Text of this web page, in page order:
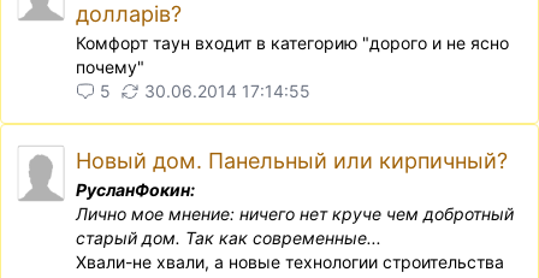
долларів?
Комфорт таун входит в категорию "дорого и не ясно
почему"
5
30.06.2014 17:14:55
Новый дом. Панельный или кирпичный?
РусланФокин:
Лично мое мнение: ничего нет круче чем добротный
старый дом. Так как современные...
Хвали-не хвали, а новые технологии строительства